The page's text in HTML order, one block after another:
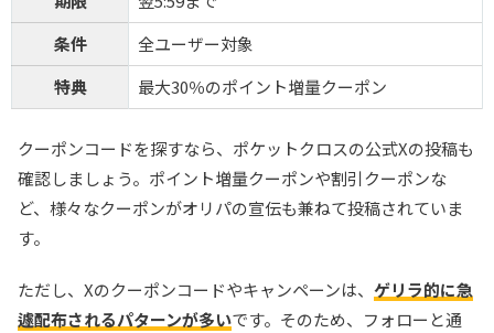
条件
全ユーザー対象
特典
最大30％のポイント増量クーポン
クーポンコードを探すなら、ポケットクロスの公式Xの投稿も
確認しましょう。ポイント増量クーポンや割引クーポンな
ど、様々なクーポンがオリパの宣伝も兼ねて投稿されていま
す。
ただし、Xのクーポンコードやキャンペーンは、 ゲリラ的に急
遽配布されるパターンが多いです。そのため、フォローと通